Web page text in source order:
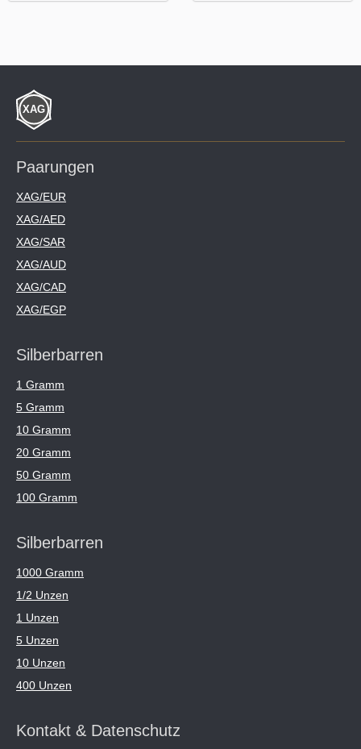
Paarungen
XAG/EUR
XAG/AED
XAG/SAR
XAG/AUD
XAG/CAD
XAG/EGP
Silberbarren
1 Gramm
5 Gramm
10 Gramm
20 Gramm
50 Gramm
100 Gramm
Silberbarren
1000 Gramm
1/2 Unzen
1 Unzen
5 Unzen
10 Unzen
400 Unzen
Kontakt & Datenschutz